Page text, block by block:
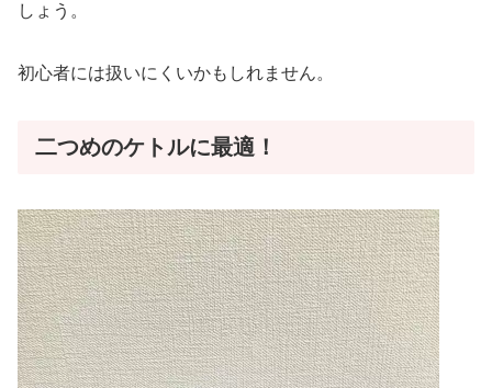
しょう。
初心者には扱いにくいかもしれません。
二つめのケトルに最適！